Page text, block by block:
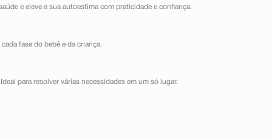
e eleve a sua autoestima com praticidade e confiança.
fase do bebê e da criança.
para resolver várias necessidades em um só lugar.